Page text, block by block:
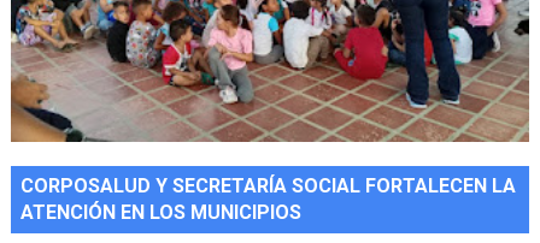
CORPOSALUD Y SECRETARÍA SOCIAL FORTALECEN LA
ATENCIÓN EN LOS MUNICIPIOS